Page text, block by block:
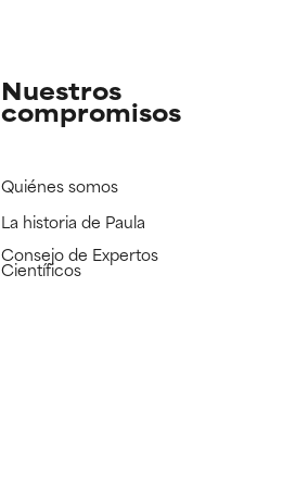
Nuestros
compromisos
Quiénes somos
La historia de Paula
Consejo de Expertos
Científicos